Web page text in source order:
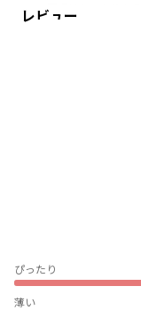
レビュー
ぴったり
薄い
・肩幅はしっかりあ